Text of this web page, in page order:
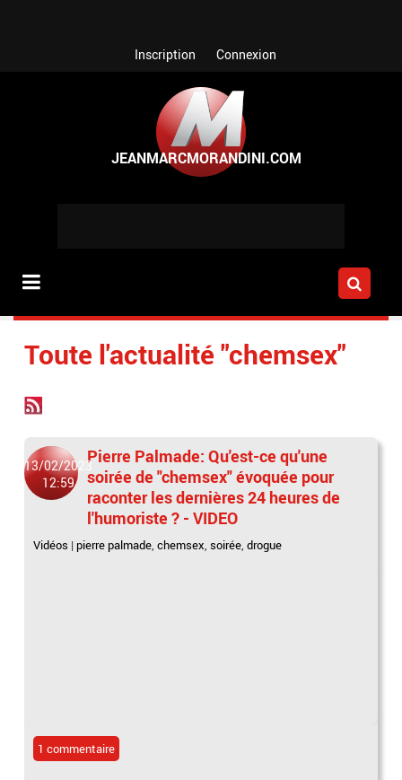
Inscription Connexion
Toute l'actualité "chemsex"
13/02/2023
12:59
Pierre Palmade: Qu'est-ce qu'une
soirée de "chemsex" évoquée pour
raconter les dernières 24 heures de
l'humoriste ? - VIDEO
Vidéos | pierre palmade,chemsex,soirée,drogue
1 commentaire